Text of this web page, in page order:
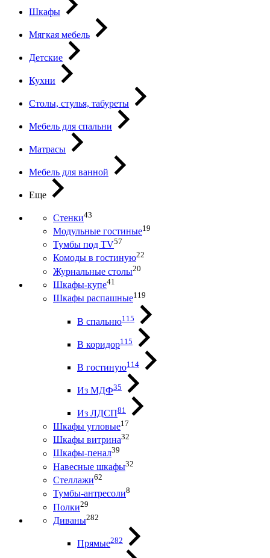
Шкафы
Мягкая мебель
Детские
Кухни
Столы, стулья, табуреты
Мебель для спальни
Матрасы
Мебель для ванной
Еще
Стенки43
Модульные гостиные19
Тумбы под ТV57
Комоды в гостиную22
Журнальные столы20
Шкафы-купе41
Шкафы распашные119
В спальню115
В коридор115
В гостиную114
Из МДФ35
Из ЛДСП81
Шкафы угловые17
Шкафы витрина32
Шкафы-пенал39
Навесные шкафы32
Стеллажи62
Тумбы-антресоли8
Полки29
Диваны282
Прямые282